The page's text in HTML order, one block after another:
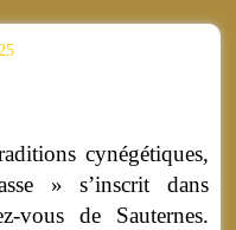
cynégétiques,
» s’inscrit dans
vous de Sauternes.